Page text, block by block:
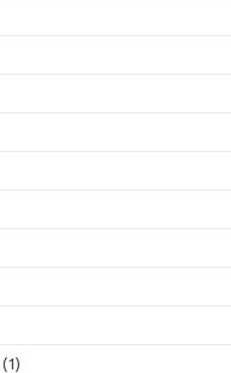
(1)